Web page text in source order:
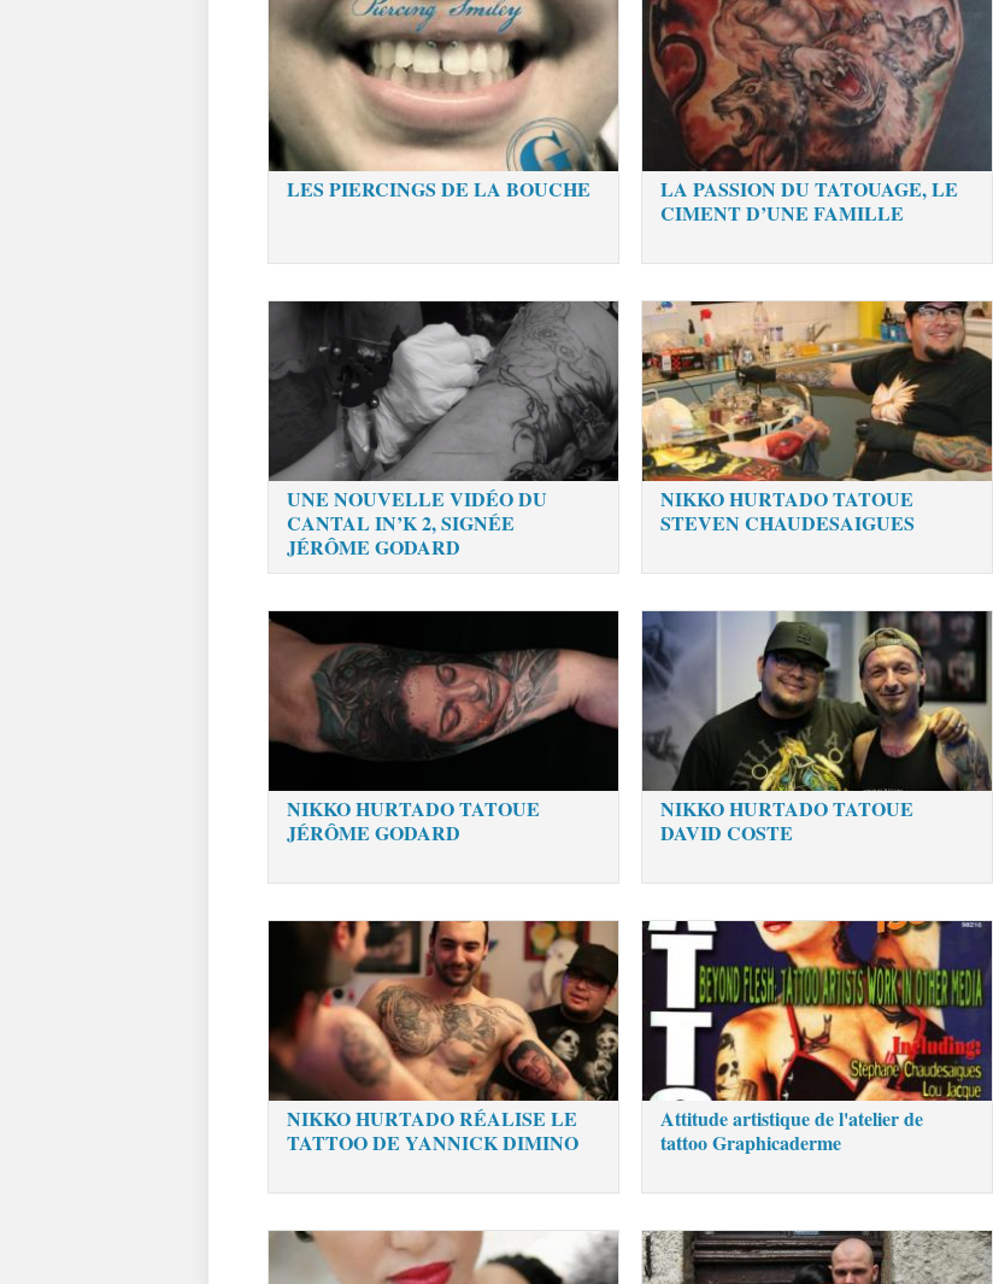
LES PIERCINGS DE LA BOUCHE
LA PASSION DU TATOUAGE, LE
CIMENT D’UNE FAMILLE
UNE NOUVELLE VIDÉO DU
CANTAL IN’K 2, SIGNÉE
JÉRÔME GODARD
NIKKO HURTADO TATOUE
STEVEN CHAUDESAIGUES
NIKKO HURTADO TATOUE
JÉRÔME GODARD
NIKKO HURTADO TATOUE
DAVID COSTE
NIKKO HURTADO RÉALISE LE
TATTOO DE YANNICK DIMINO
Attitude artistique de l'atelier de
tattoo Graphicaderme